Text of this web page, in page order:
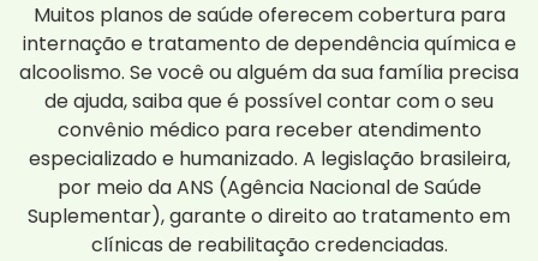
Muitos planos de saúde oferecem cobertura para
internação e tratamento de dependência química e
alcoolismo. Se você ou alguém da sua família precisa
de ajuda, saiba que é possível contar com o seu
convênio médico para receber atendimento
especializado e humanizado. A legislação brasileira,
por meio da ANS (Agência Nacional de Saúde
Suplementar), garante o direito ao tratamento em
clínicas de reabilitação credenciadas.